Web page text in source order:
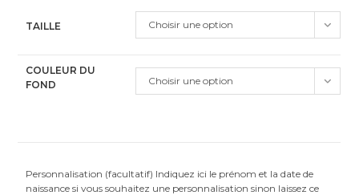
TAILLE Choisir une option
COULEUR DU
FOND
Choisir une option
Personnalisation (facultatif) Indiquez ici le prénom et la date de
naissance si vous souhaitez une personnalisation sinon laissez ce